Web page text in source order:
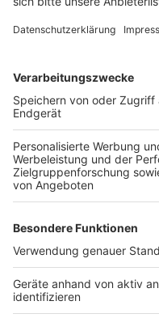
überwacht, in Richtung
Tempolimit legt die
Sanierung der Brücke
Anlagen erst einmal für
Anzeige
Weitere Themen
Anzeige
Verdacht auf
VRS-Tickets
Bank in Bedburg